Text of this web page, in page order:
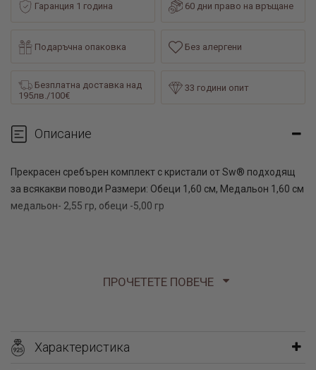
Гаранция 1 година 60 дни право на връщане
Подаръчна опаковка Без алергени
Безплатна доставка над
195лв./100€
33 години опит
Описание
Прекрасен сребърен комплект с кристали от Sw® подходящ
за всякакви поводи Размери: Обеци 1,60 см, Медальон 1,60 см
медальон- 2,55 гр, обеци -5,00 гр
ПРОЧЕТЕТЕ ПОВЕЧЕ
Характеристика